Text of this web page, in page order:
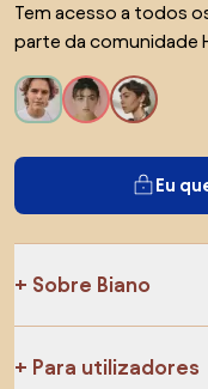
Tem acesso a todos
parte da comunidade
Eu
Sobre Biano
Para utilizadores